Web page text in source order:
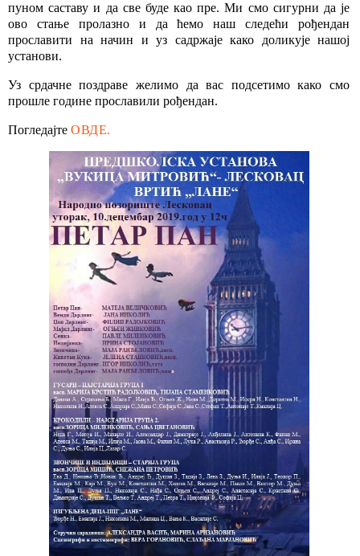
пуном саставу и да све буде као пре. Ми смо сигурни да је
ово стање пролазно и да ћемо наш следећи рођендан
прославити на начин и уз садржаје како доликује нашој
установи.
Уз срдачне поздраве желимо да вас подсетимо како смо
прошле године прославили рођендан.
Погледајте ОВДЕ.